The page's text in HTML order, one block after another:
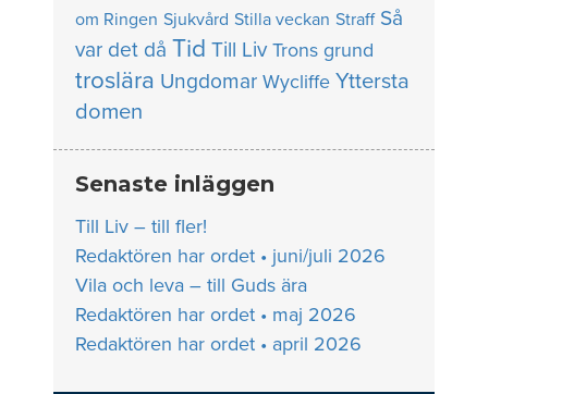
om Ringen Sjukvård Stilla veckan Straff Så
var det då Tid Till Liv Trons grund
troslära Ungdomar Wycliffe Yttersta
domen
Senaste inläggen
Till Liv – till fler!
Redaktören har ordet • juni/juli 2026
Vila och leva – till Guds ära
Redaktören har ordet • maj 2026
Redaktören har ordet • april 2026